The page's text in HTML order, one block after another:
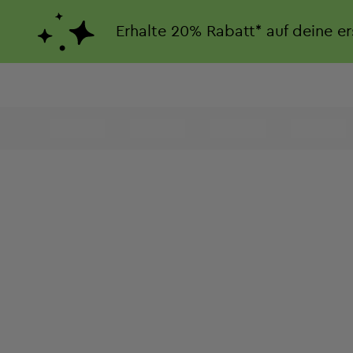
Erhalte 20% Rabatt* auf deine